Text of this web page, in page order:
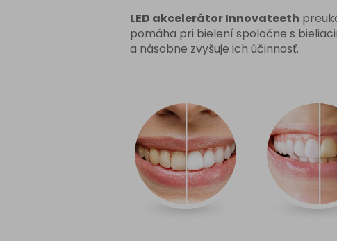
LED akcelerátor Innovateeth
pomáha pri bielení spoločne s
a násobne zvyšuje ich účinnosť.